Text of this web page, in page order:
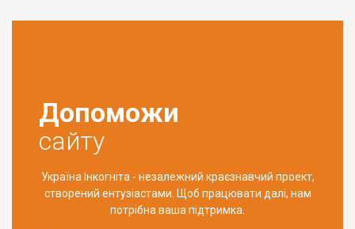
Допоможи
сайту
Україна Інкогніта - незалежний краєзнавчий проект,
створений ентузіастами. Щоб працювати далі, нам
потрібна ваша підтримка.